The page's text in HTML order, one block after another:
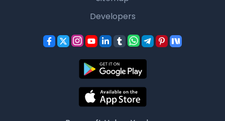
Developers